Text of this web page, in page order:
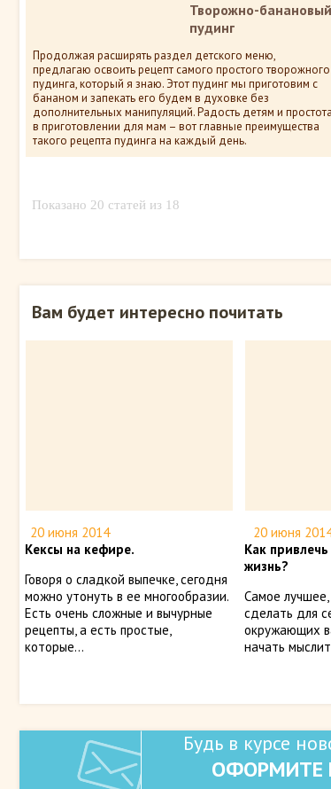
Творожно-банановый
пудинг
Продолжая расширять раздел детского меню,
предлагаю освоить рецепт самого простого творожного
пудинга, который я знаю. Этот пудинг мы приготовим с
бананом и запекать его будем в духовке без
дополнительных манипуляций. Радость детям и простота
в приготовлении для мам – вот главные преимущества
такого рецепта пудинга на каждый день.
Показано 20 статей из 18
Вам будет интересно почитать
20 июня 2014
Кексы на кефире.
Говоря о сладкой выпечке, сегодня
можно утонуть в ее многообразии.
Есть очень сложные и вычурные
рецепты, а есть простые,
которые...
20 июня
Как
жизнь?
Самое
сделать для
окружающих
начать
Будь в курсе
ОФОРМИТЕ